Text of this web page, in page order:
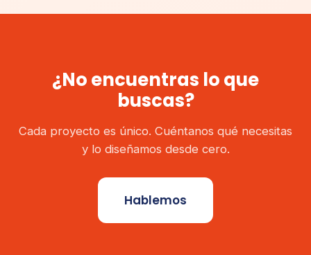
¿No encuentras lo que
buscas?
Cada proyecto es único. Cuéntanos qué necesitas
y lo diseñamos desde cero.
Hablemos